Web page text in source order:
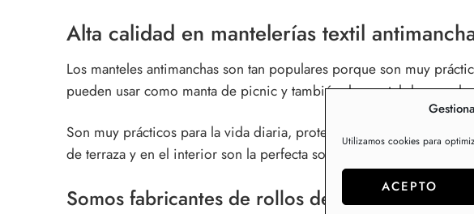
Utilizamos cookies para
ACEPTO
Alta calidad en mantelerías textil
Los manteles antimanchas son tan populares porque son muy
pueden usar como manta de picnic y también de mantel de
Son muy prácticos para la vida diaria, protegen nuestras mesas y
de terraza y en el interior son la perfecta solución para mesas de
Somos fabricantes de rollos de hule y